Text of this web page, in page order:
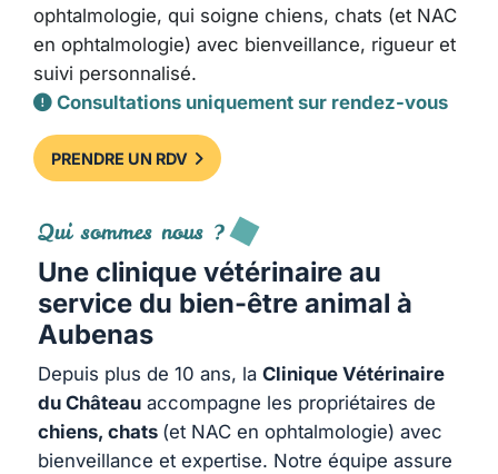
ophtalmologie, qui soigne chiens, chats (et NAC
en ophtalmologie) avec bienveillance, rigueur et
suivi personnalisé.
Consultations uniquement sur rendez-vous
PRENDRE UN RDV
Qui sommes nous ?
Une clinique vétérinaire au
service du bien-être animal à
Aubenas
Depuis plus de 10 ans, la Clinique Vétérinaire
du Château accompagne les propriétaires de
chiens, chats (et NAC en ophtalmologie) avec
bienveillance et expertise. Notre équipe assure